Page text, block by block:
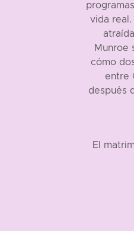
vida
Munroe
cómo
entre
después
El